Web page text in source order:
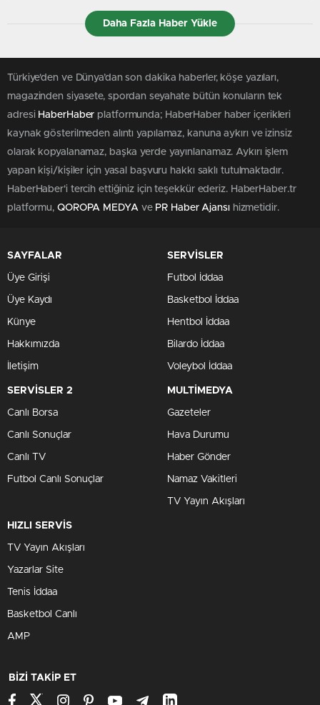
Daha Fazla Haber Yükle
Türkiye'den ve Dünya’dan son dakika haberler, köşe yazıları,
magazinden siyasete, spordan seyahate bütün konuların tek
adresi HaberHaber platformunda; HaberHaber haber içerikleri
kaynak gösterilmeden alıntı yapılamaz, kanuna aykırı ve izinsiz
olarak kopyalanamaz, başka yerde yayınlanamaz. Aykırı işlem
yapan kişi/kişiler için yasal başvuru hakkı saklı tutulmaktadır.
HaberHaber'i tercih ettiğiniz için teşekkür ederiz. HaberHaber.tr
platformu, QOROPA MEDYAve PR Haber Ajansıhizmetidir.
SAYFALAR
Üye Girişi
Üye Kaydı
Künye
Hakkımızda
İletişim
SERVİSLER
Futbol İddaa
Basketbol İddaa
Hentbol İddaa
Bilardo İddaa
Voleybol İddaa
SERVİSLER 2
Canlı Borsa
Canlı Sonuçlar
Canlı TV
Futbol Canlı Sonuçlar
MULTİMEDYA
Gazeteler
Hava Durumu
Haber Gönder
Namaz Vakitleri
TV Yayın Akışları
HIZLI SERVİS
TV Yayın Akışları
Yazarlar Site
Tenis İddaa
Basketbol Canlı
AMP
BİZİ TAKİP ET